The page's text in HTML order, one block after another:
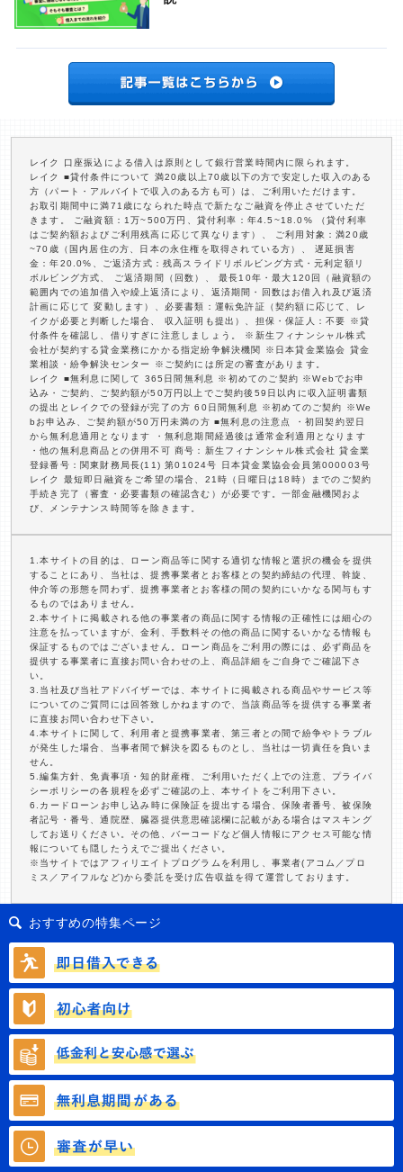
レイク 口座振込による借入は原則として銀行営業時間内に限られます。
レイク ■貸付条件について 満20歳以上70歳以下の方で安定した収入のある
方（パート・アルバイトで収入のある方も可）は、ご利用いただけます。
お取引期間中に満71歳になられた時点で新たなご融資を停止させていただ
きます。 ご融資額：1万~500万円、貸付利率：年4.5~18.0% （貸付利率
はご契約額およびご利用残高に応じて異なります）、 ご利用対象：満20歳
~70歳（国内居住の方、日本の永住権を取得されている方）、 遅延損害
金：年20.0%、ご返済方式：残高スライドリボルビング方式・元利定額リ
ボルビング方式、 ご返済期間（回数）、 最長10年・最大120回（融資額の
範囲内での追加借入や繰上返済により、返済期間・回数はお借入れ及び返済
計画に応じて 変動します）、必要書類：運転免許証（契約額に応じて、レ
イクが必要と判断した場合、 収入証明も提出）、担保・保証人：不要 ※貸
付条件を確認し、借りすぎに注意しましょう。 ※新生フィナンシャル株式
会社が契約する貸金業務にかかる指定紛争解決機関 ※日本貸金業協会 貸金
業相談・紛争解決センター ※ご契約には所定の審査があります。
レイク ■無利息に関して 365日間無利息 ※初めてのご契約 ※Webでお申
込み・ご契約、ご契約額が50万円以上でご契約後59日以内に収入証明書類
の提出とレイクでの登録が完了の方 60日間無利息 ※初めてのご契約 ※We
bお申込み、ご契約額が50万円未満の方 ■無利息の注意点 ・初回契約翌日
から無利息適用となります ・無利息期間経過後は通常金利適用となります
・他の無利息商品との併用不可 商号：新生フィナンシャル株式会社 貸金業
登録番号：関東財務局長(11) 第01024号 日本貸金業協会会員第000003号
レイク 最短即日融資をご希望の場合、21時（日曜日は18時）までのご契約
手続き完了（審査・必要書類の確認含む）が必要です。一部金融機関およ
び、メンテナンス時間等を除きます。
1.本サイトの目的は、ローン商品等に関する適切な情報と選択の機会を提供
することにあり、当社は、提携事業者とお客様との契約締結の代理、斡旋、
仲介等の形態を問わず、提携事業者とお客様の間の契約にいかなる関与もす
るものではありません。
2.本サイトに掲載される他の事業者の商品に関する情報の正確性には細心の
注意を払っていますが、金利、手数料その他の商品に関するいかなる情報も
保証するものではございません。ローン商品をご利用の際には、必ず商品を
提供する事業者に直接お問い合わせの上、商品詳細をご自身でご確認下さ
い。
3.当社及び当社アドバイザーでは、本サイトに掲載される商品やサービス等
についてのご質問には回答致しかねますので、当該商品等を提供する事業者
に直接お問い合わせ下さい。
4.本サイトに関して、利用者と提携事業者、第三者との間で紛争やトラブル
が発生した場合、当事者間で解決を図るものとし、当社は一切責任を負いま
せん。
5.編集方針、免責事項・知的財産権、ご利用いただく上での注意、プライバ
シーポリシーの各規程を必ずご確認の上、本サイトをご利用下さい。
6.カードローンお申し込み時に保険証を提出する場合、保険者番号、被保険
者記号・番号、通院歴、臓器提供意思確認欄に記載がある場合はマスキング
してお送りください。その他、バーコードなど個人情報にアクセス可能な情
報についても隠したうえでご提出ください。
※当サイトではアフィリエイトプログラムを利用し、事業者(アコム／プロ
ミス／アイフルなど)から委託を受け広告収益を得て運営しております。
おすすめの特集ページ